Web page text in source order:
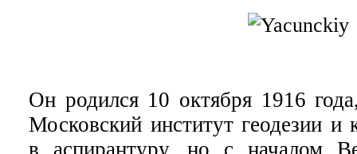
Он родился 10 октября 1916
Московский институт геодезии и
в аспирантуру, но с началом